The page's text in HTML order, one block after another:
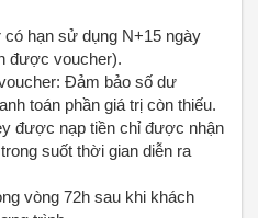
hạn sử dụng N+15 ngày
được voucher).
Đảm bảo số dư
toán phần giá trị còn thiếu.
được nạp tiền chỉ được nhận
suốt thời gian diễn ra
vòng 72h sau khi khách